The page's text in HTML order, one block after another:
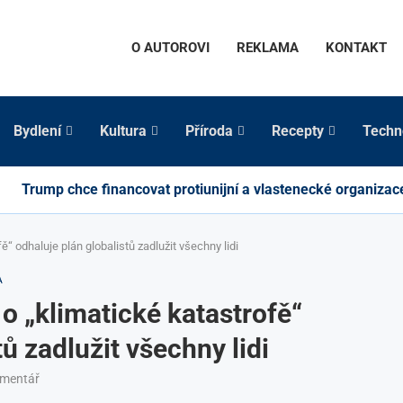
O AUTOROVI REKLAMA KONTAKT
Bydlení Kultura Příroda Recepty
Trump chce financovat protiunijní a vlastenecké
odhaluje plán globalistů zadlužit všechny lidi
„klimatické katastrofě“
zadlužit všechny lidi